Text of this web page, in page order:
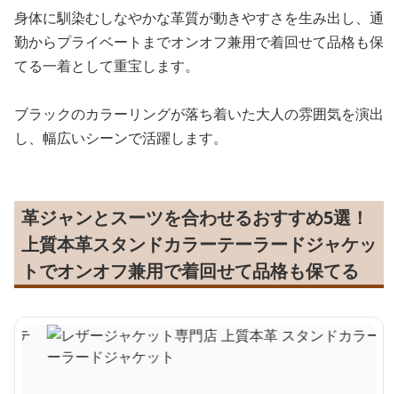
身体に馴染むしなやかな革質が動きやすさを生み出し、通
勤からプライベートまでオンオフ兼用で着回せて品格も保
てる一着として重宝します。
ブラックのカラーリングが落ち着いた大人の雰囲気を演出
し、幅広いシーンで活躍します。
革ジャンとスーツを合わせるおすすめ5選！
上質本革スタンドカラーテーラードジャケッ
トでオンオフ兼用で着回せて品格も保てる